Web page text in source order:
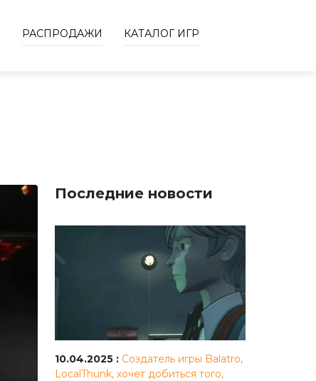
РАСПРОДАЖИ КАТАЛОГ ИГР
Последние новости
10.04.2025 : Создатель игры Balatro,
LocalThunk, хочет добиться того,